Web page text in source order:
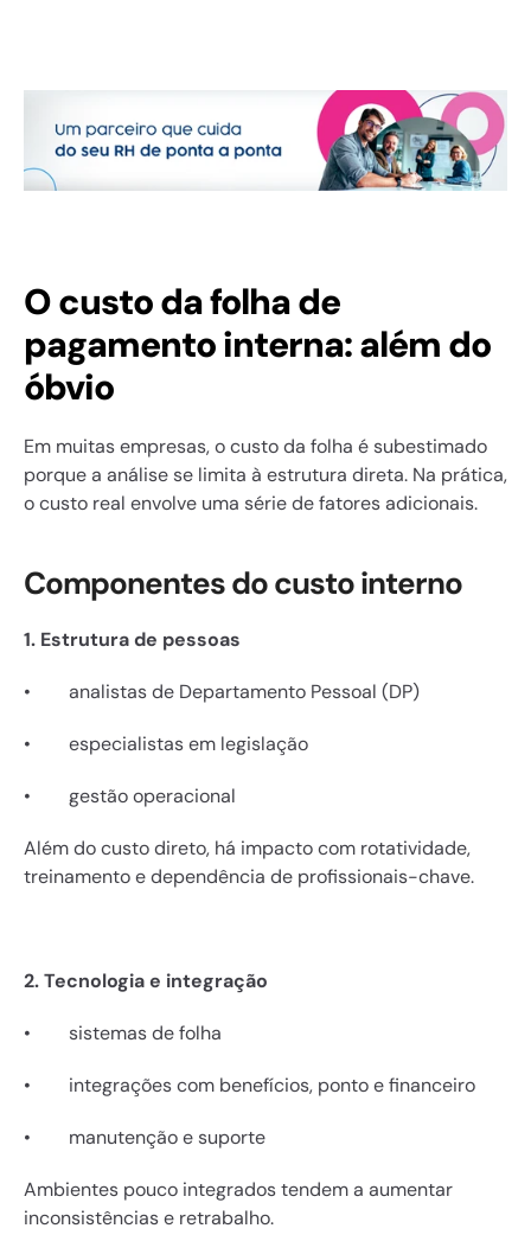
O custo da folha de
pagamento interna: além do
óbvio
Em muitas empresas, o custo da folha é subestimado
porque a análise se limita à estrutura direta. Na prática,
o custo real envolve uma série de fatores adicionais.
Componentes do custo interno
1. Estrutura de pessoas
•        analistas de Departamento Pessoal (DP)
•        especialistas em legislação
•        gestão operacional
Além do custo direto, há impacto com rotatividade,
treinamento e dependência de profissionais-chave.
2. Tecnologia e integração
•        sistemas de folha
•        integrações com benefícios, ponto e financeiro
•        manutenção e suporte
Ambientes pouco integrados tendem a aumentar
inconsistências e retrabalho.